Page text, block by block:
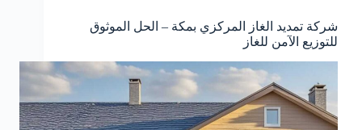
شركة تمديد الغاز المركزي بمكة – الحل الموثوق
للتوزيع الآمن للغاز